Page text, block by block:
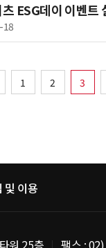
ESG데이 이벤트
18
1 2 3
및 이용
워 25층 팩스 :